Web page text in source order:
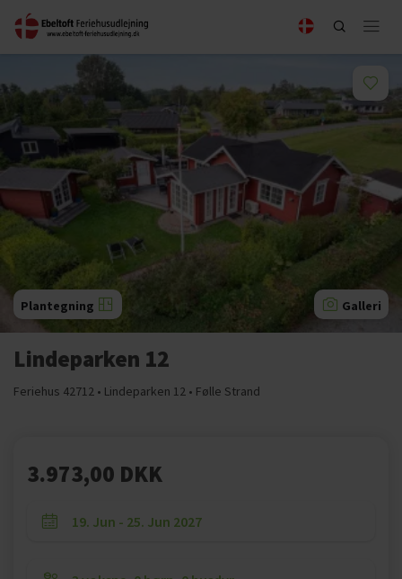
Plantegning Galleri
Lindeparken 12
Feriehus 42712 • Lindeparken 12 • Følle Strand
3.973,00 DKK